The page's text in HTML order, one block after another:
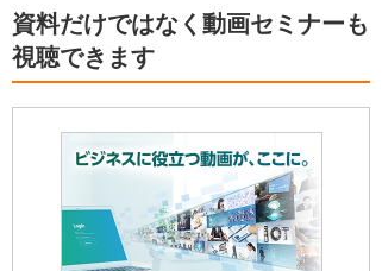
資料だけではなく動画セミナーも
視聴できます